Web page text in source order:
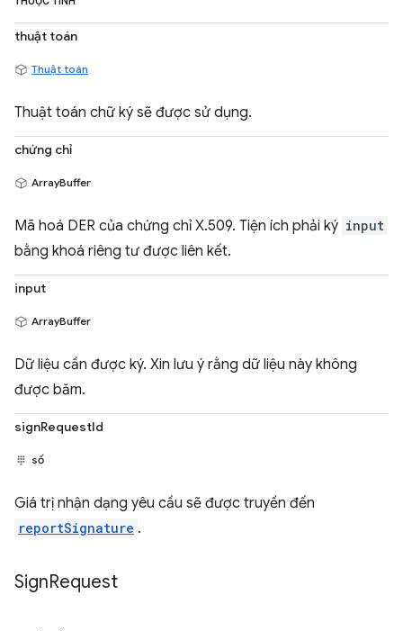
thuật toán
Thuật toán
Thuật toán chữ ký sẽ được sử dụng.
chứng chỉ
ArrayBuffer
Mã hoá DER của chứng chỉ X.509. Tiện ích phải ký input
bằng khoá riêng tư được liên kết.
input
ArrayBuffer
Dữ liệu cần được ký. Xin lưu ý rằng dữ liệu này không
được băm.
signRequestId
số
Giá trị nhận dạng yêu cầu sẽ được truyền đến
reportSignature .
SignRequest